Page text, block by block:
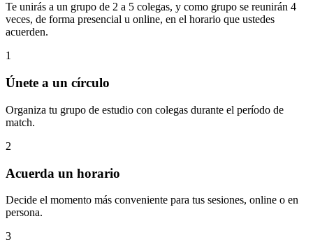
Te unirás a un grupo de 2 a 5 colegas, y como grupo se reunirán 4
veces, de forma presencial u online, en el horario que ustedes
acuerden.
1
Únete a un círculo
Organiza tu grupo de estudio con colegas durante el período de
match.
2
Acuerda un horario
Decide el momento más conveniente para tus sesiones, online o en
persona.
3